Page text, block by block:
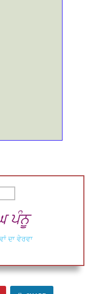
ਪੰਨੂ
ਦਾ ਵੇਰਵਾ